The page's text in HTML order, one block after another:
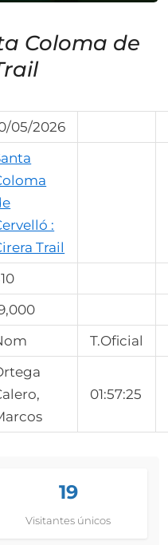
Coloma de
05/2026
:
Trail
T.Oficial
01:57:25
19
Visitantes únicos